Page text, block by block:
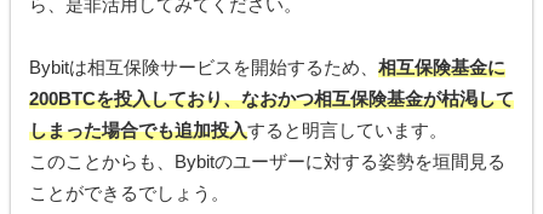
ら、是非活用してみてください。
Bybitは相互保険サービスを開始するため、 相互保険基金に
200BTCを投入しており、なおかつ相互保険基金が枯渇して
しまった場合でも追加投入すると明言しています。
このことからも、Bybitのユーザーに対する姿勢を垣間見る
ことができるでしょう。